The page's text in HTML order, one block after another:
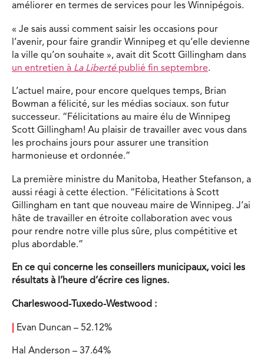
améliorer en termes de services pour les Winnipégois.
« Je sais aussi comment saisir les occasions pour
l’avenir, pour faire grandir Winnipeg et qu’elle devienne
la ville qu’on souhaite », avait dit Scott Gillingham dans
un entretien à La Libertépublié fin septembre.
L’actuel maire, pour encore quelques temps, Brian
Bowman a félicité, sur les médias sociaux. son futur
successeur. “Félicitations au maire élu de Winnipeg
Scott Gillingham! Au plaisir de travailler avec vous dans
les prochains jours pour assurer une transition
harmonieuse et ordonnée.”
La première ministre du Manitoba, Heather Stefanson, a
aussi réagi à cette élection. “Félicitations à Scott
Gillingham en tant que nouveau maire de Winnipeg. J’ai
hâte de travailler en étroite collaboration avec vous
pour rendre notre ville plus sûre, plus compétitive et
plus abordable.”
En ce qui concerne les conseillers municipaux, voici les
résultats à l’heure d’écrire ces lignes.
Charleswood-Tuxedo-Westwood :
Evan Duncan – 52.12%
Hal Anderson – 37.64%